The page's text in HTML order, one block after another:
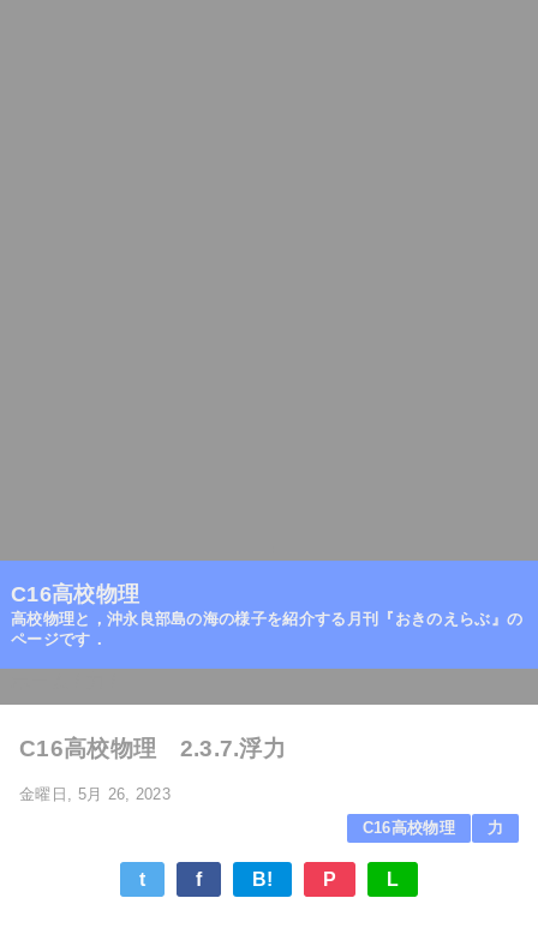
C16高校物理
高校物理と，沖永良部島の海の様子を紹介する月刊『おきのえらぶ』の
ページです．
C16高校物理 2.3.7.浮力
金曜日, 5月 26, 2023
C16高校物理
力
t f B! P L